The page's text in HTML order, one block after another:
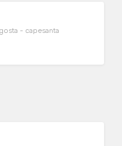
- capesanta